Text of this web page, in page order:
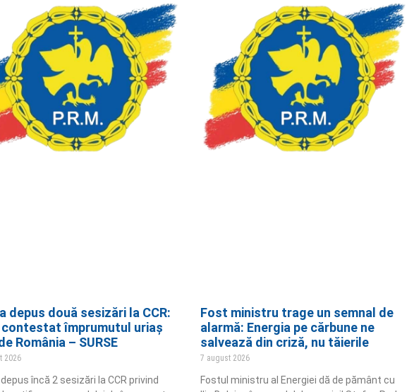
depus două sesizări la CCR:
împrumutul uriaș
România – SURSE
2026
depus încă 2 sesizări la CCR privind
Fost ministru trage un semnal de
alarmă: Energia pe cărbune ne
salvează din criză, nu tăierile
7 august 2026
Fostul ministru al Energiei dă de pământ cu